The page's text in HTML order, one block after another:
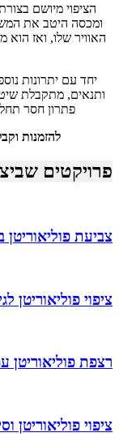
הציפוי מיושם
ומכסה היטב את
האוויר שלו, ואז
יחד עם יתרונות
ותנאים, מתקבלת
פתרון חסר
להזמנות
פרויקטים
צביעת
ציפוי פוליאוריטן
רצפת פוליאוריטן
ציפוי פוליאוריטן